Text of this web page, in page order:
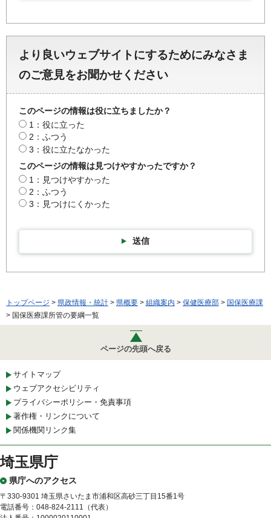
より良いウェブサイトにするためにみなさま
のご意見をお聞かせください
このページの情報は役に立ちましたか？
1：役に立った
2：ふつう
3：役に立たなかった
このページの情報は見つけやすかったですか？
1：見つけやすかった
2：ふつう
3：見つけにくかった
送信
トップページ > 県政情報・統計 > 県概要 > 組織案内 > 保健医療部 > 国保医療課
> 国保医療課所管の要綱一覧
ページの先頭へ戻る
サイトマップ
ウェブアクセシビリティ
プライバシーポリシー・免責事項
著作権・リンクについて
関係機関リンク集
埼玉県庁
県庁へのアクセス
〒330-9301 埼玉県さいたま市浦和区高砂三丁目15番1号
電話番号：048-824-2111（代表）